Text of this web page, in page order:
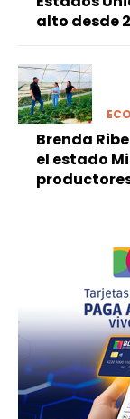
alto desde
Brenda
el estado